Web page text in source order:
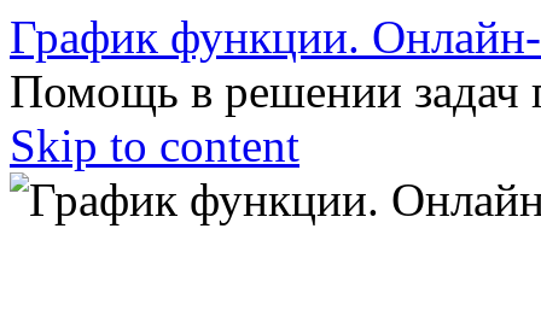
График функции.
Помощь в решении задач
Skip to content